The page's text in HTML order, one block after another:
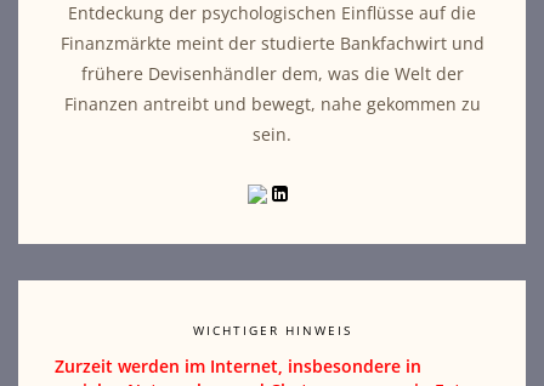
Entdeckung der psychologischen Einflüsse auf die
Finanzmärkte meint der studierte Bankfachwirt und
frühere Devisenhändler dem, was die Welt der
Finanzen antreibt und bewegt, nahe gekommen zu
sein.
WICHTIGER HINWEIS
Zurzeit werden im Internet, insbesondere in